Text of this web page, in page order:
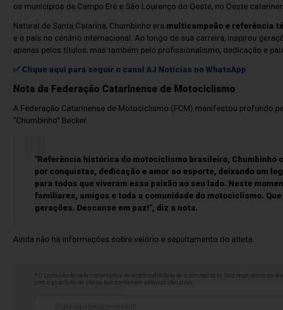
os municípios de Campo Erê e São Lourenço do Oeste, no Oeste
Natural de Santa Catarina, Chumbinho era multicampeão e referência
e o país no cenário internacional. Ao longo de sua carreira, inspirou
apenas pelos títulos, mas também pelo profissionalismo, dedicação e
✅ Clique aqui para seguir o canal AJ Notícias no WhatsApp
Nota da Federação Catarinense de Motociclismo
A Federação Catarinense de Motociclismo (FCM) manifestou profundo
“Chumbinho” Becker.
"Referência histórica do motociclismo brasileiro, Chumbinho
por conquistas, dedicação e amor ao esporte, deixando um
para todos que viveram essa paixão ao seu lado. Neste
familiares, amigos e toda a comunidade do motociclismo.
gerações. Descanse em paz!", diz a nota.
Ainda não há informações sobre velório e sepultamento do atleta.
* O conteúdo de cada comentário é de responsabilidade de quem realizá-lo. Nos reservamos ao
com o propósito do site ou que contenham palavras ofensivas.